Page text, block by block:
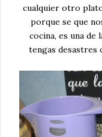
cualquier otro
porque se que
cocina, es una de
tengas desastres